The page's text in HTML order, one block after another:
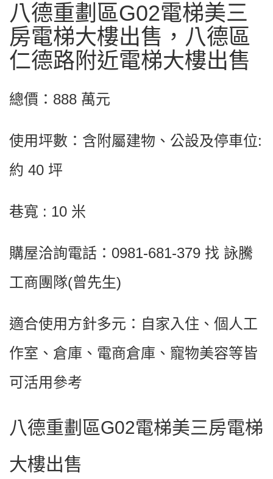
八德重劃區G02電梯美三
房電梯大樓出售，八德區
仁德路附近電梯大樓出售
總價：888 萬元
使用坪數：含附屬建物、公設及停車位:
約 40 坪
巷寬 : 10 米
購屋洽詢電話：0981-681-379 找 詠騰
工商團隊(曾先生)
適合使用方針多元：自家入住、個人工
作室、倉庫、電商倉庫、寵物美容等皆
可活用參考
八德重劃區G02電梯美三房電梯
大樓出售